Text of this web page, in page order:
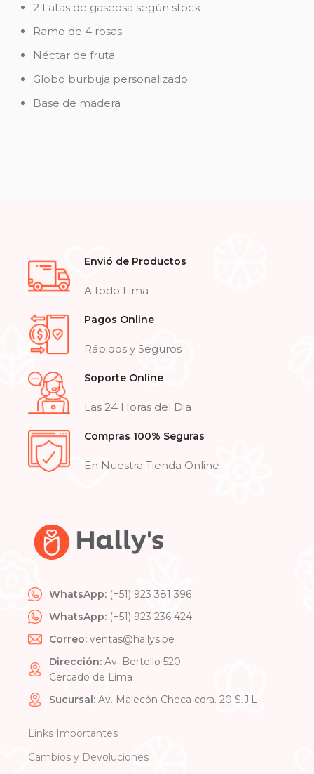
2 Latas de gaseosa según stock
Ramo de 4 rosas
Néctar de fruta
Globo burbuja personalizado
Base de madera
Envió de Productos
A todo Lima
Pagos Online
Rápidos y Seguros
Soporte Online
Las 24 Horas del Dia
Compras 100% Seguras
En Nuestra Tienda Online
WhatsApp: (+51) 923 381 396
WhatsApp: (+51) 923 236 424
Correo: ventas@hallys.pe
Dirección: Av. Bertello 520
Cercado de Lima
Sucursal: Av. Malecón Checa cdra. 20 S.J.L
Links Importantes
Cambios y Devoluciones